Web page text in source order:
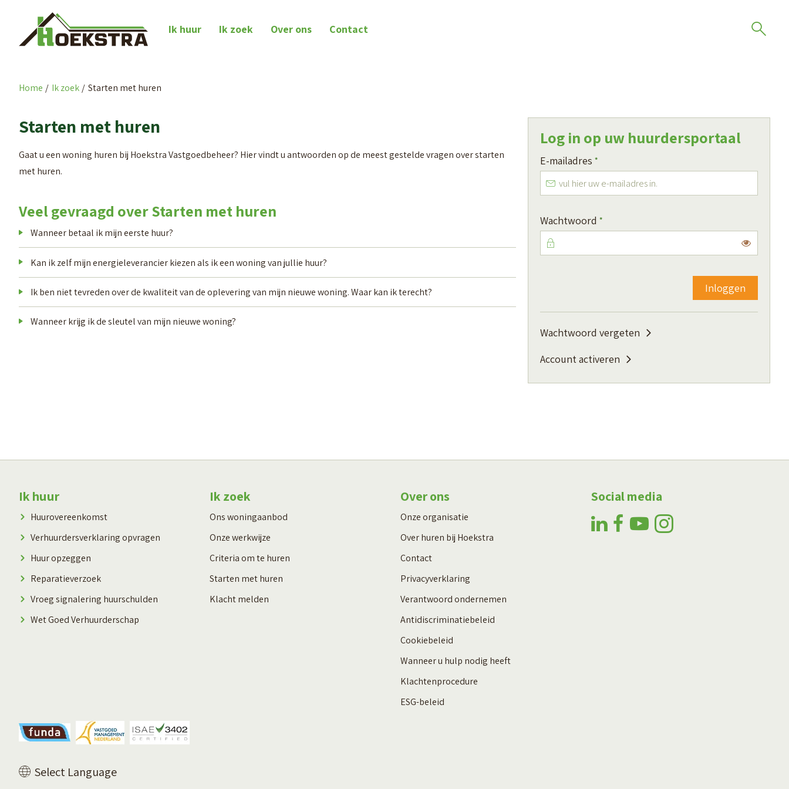
Naar hoofdinhoud
Naar hoofdnavigatiemenu
Naar zoeken
Naar de homepage
Ik huur Ik zoek Over ons Contact
Home Ik zoek Starten met huren
Starten met huren
Gaat u een woning huren bij Hoekstra Vastgoedbeheer? Hier vindt u antwoorden op de meest gestelde vragen over starten
met huren.
Veel gevraagd over Starten met huren
Wanneer betaal ik mijn eerste huur?
Kan ik zelf mijn energieleverancier kiezen als ik een woning van jullie huur?
Ik ben niet tevreden over de kwaliteit van de oplevering van mijn nieuwe woning. Waar kan ik terecht?
Wanneer krijg ik de sleutel van mijn nieuwe woning?
Log in op uw huurdersportaal
E-mailadres *
Wachtwoord *
Inloggen
Wachtwoord vergeten
Account activeren
Contactinformatie
Ik huur
Huurovereenkomst
Verhuurdersverklaring opvragen
Huur opzeggen
Reparatieverzoek
Vroeg signalering huurschulden
Wet Goed Verhuurderschap
Ik zoek
Ons woningaanbod
Onze werkwijze
Criteria om te huren
Starten met huren
Klacht melden
Over ons
Onze organisatie
Over huren bij Hoekstra
Contact
Privacyverklaring
Verantwoord ondernemen
Antidiscriminatiebeleid
Cookiebeleid
Wanneer u hulp nodig heeft
Klachtenprocedure
ESG-beleid
Social media
Vertaal deze pagina
Select Language